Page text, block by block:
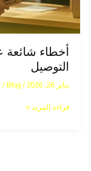
أخطاء شائعة
التوصيل
يناير 26, 2026 /
Blog
/
قراءة المزيد »